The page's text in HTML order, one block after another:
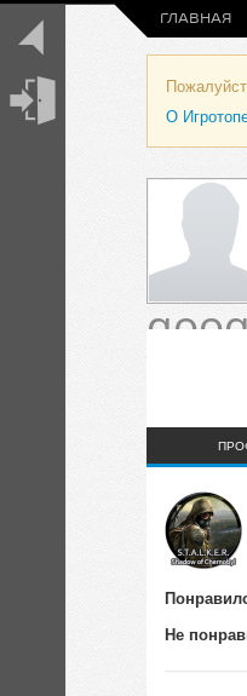
ГЛАВНАЯ
О
Не